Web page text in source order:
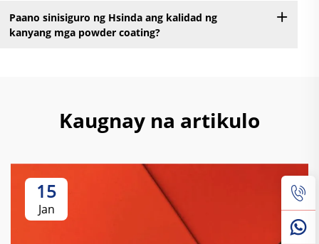
Paano sinisiguro ng Hsinda ang kalidad ng
kanyang mga powder coating?
Kaugnay na artikulo
15
Jan